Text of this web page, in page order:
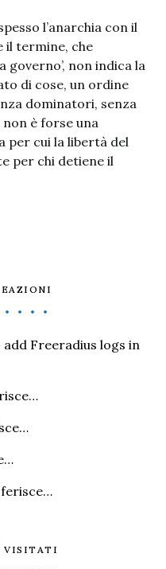
l’anarchia con il
il termine, che
governo’, non indica la
di cose, un ordine
dominatori, senza
non è forse una
per cui la libertà del
per chi detiene il
Freeradius logs in
ferisce…
VISITATI